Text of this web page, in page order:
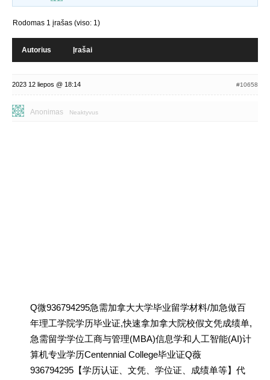
Rodomas 1 įrašas (viso: 1)
Autorius Įrašai
2023 12 liepos @ 18:14 #10658
Anonimas Neaktyvus
Q微936794295急需加拿大大学毕业留学材料/加急做百
年理工学院学历毕业证,快速拿加拿大院校假文凭成绩单,
急需留学学位工商与管理(MBA)信息学和人工智能(AI)计
算机专业学历Centennial College毕业证Q薇
936794295【学历认证、文凭、学位证、成绩单等】代